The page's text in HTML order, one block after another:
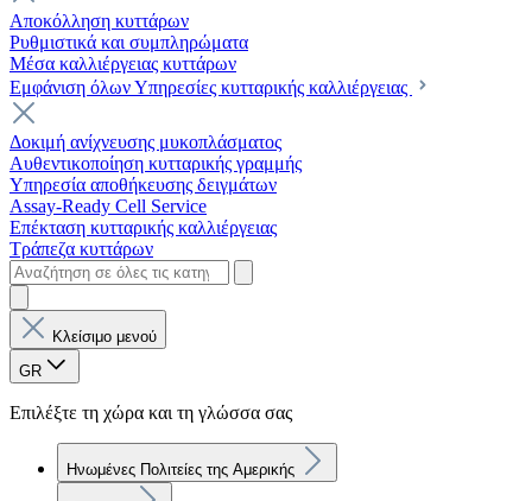
Αποκόλληση κυττάρων
Ρυθμιστικά και συμπληρώματα
Μέσα καλλιέργειας κυττάρων
Εμφάνιση όλων Υπηρεσίες κυτταρικής καλλιέργειας
Δοκιμή ανίχνευσης μυκοπλάσματος
Αυθεντικοποίηση κυτταρικής γραμμής
Υπηρεσία αποθήκευσης δειγμάτων
Assay-Ready Cell Service
Επέκταση κυτταρικής καλλιέργειας
Τράπεζα κυττάρων
Κλείσιμο μενού
GR
Επιλέξτε τη χώρα και τη γλώσσα σας
Ηνωμένες Πολιτείες της Αμερικής